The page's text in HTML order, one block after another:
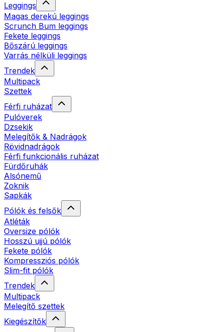
Leggings
Magas derekú leggings
Scrunch Bum leggings
Fekete leggings
Bőszárú leggings
Varrás nélküli leggings
Trendek
Multipack
Szettek
Férfi ruházat
Pulóverek
Dzsekik
Melegítők & Nadrágok
Rövidnadrágok
Férfi funkcionális ruházat
Fürdőruhák
Alsónemű
Zoknik
Sapkák
Pólók és felsők
Atléták
Oversize pólók
Hosszú ujjú pólók
Fekete pólók
Kompressziós pólók
Slim-fit pólók
Trendek
Multipack
Melegítő szettek
Kiegészítők